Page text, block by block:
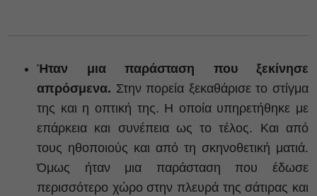
Ήταν μια παράσταση που ξεκίνησε
απρόσμενα. Στην πορεία ξεκαθάρισε το στίγμα
της και η οπτική της. Η οποία υπηρετήθηκε με
επάρκεια και συνέπεια ως το τέλος. Και από
τους ηθοποιούς και από τη σκηνοθετική ματιά.
Όμως ήταν μια παράσταση που έδωσε
περισσότερο χώρο στην πλευρά της σάτιρας και